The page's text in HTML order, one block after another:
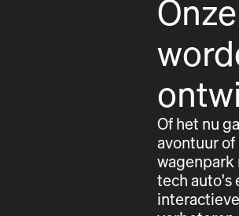
Of het nu
avontuur
wagenpark
tech auto's